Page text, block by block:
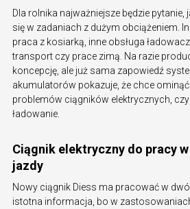
Dla rolnika najważniejsze będzie
się w zadaniach z dużym obciążeniem.
praca z kosiarką, inne obsługa
transport czy prace zimą. Na razie
koncepcję, ale już sama zapowiedź
akumulatorów pokazuje, że chce ominąć
problemów ciągników elektrycznych,
ładowanie.
Ciągnik elektryczny do pracy
jazdy
Nowy ciągnik Diess ma pracować w
istotna informacja, bo w